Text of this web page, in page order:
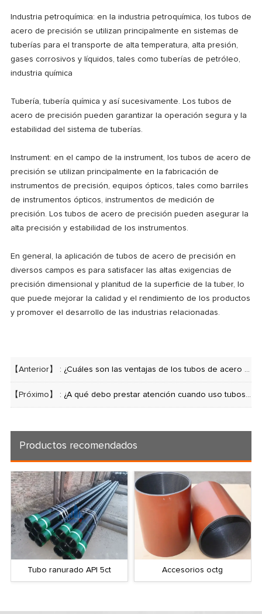
Industria petroquímica: en la industria petroquímica, los tubos de
acero de precisión se utilizan principalmente en sistemas de
tuberías para el transporte de alta temperatura, alta presión,
gases corrosivos y líquidos, tales como tuberías de petróleo,
industria química
Tubería, tubería química y así sucesivamente. Los tubos de
acero de precisión pueden garantizar la operación segura y la
estabilidad del sistema de tuberías.
Instrument: en el campo de la instrument, los tubos de acero de
precisión se utilizan principalmente en la fabricación de
instrumentos de precisión, equipos ópticos, tales como barriles
de instrumentos ópticos, instrumentos de medición de
precisión. Los tubos de acero de precisión pueden asegurar la
alta precisión y estabilidad de los instrumentos.
En general, la aplicación de tubos de acero de precisión en
diversos campos es para satisfacer las altas exigencias de
precisión dimensional y planitud de la superficie de la tuber, lo
que puede mejorar la calidad y el rendimiento de los productos
y promover el desarrollo de las industrias relacionadas.
【Anterior】 : ¿Cuáles son las ventajas de los tubos de acero de precisión?
【Próximo】 : ¿A qué debo prestar atención cuando uso tubos de acero de precisión?
Productos recomendados
Tubo ranurado API 5ct Accesorios octg